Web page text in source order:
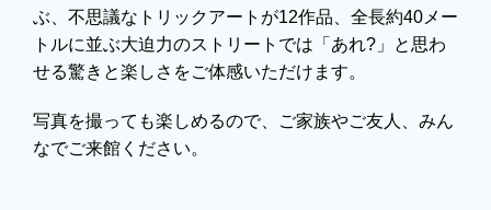
ぶ、不思議なトリックアートが12作品、全長約40メー
トルに並ぶ大迫力のストリートでは「あれ?」と思わ
せる驚きと楽しさをご体感いただけます。
写真を撮っても楽しめるので、ご家族やご友人、みん
なでご来館ください。